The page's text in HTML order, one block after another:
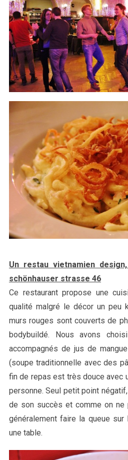
Un restau vietnamien
schönhauser strasse 46
Ce restaurant propose une
qualité malgré le décor un peu
murs rouges sont couverts de
bodybuildé. Nous avons
accompagnés de jus de
(soupe traditionnelle avec des
fin de repas est très douce avec
personne. Seul petit point
de son succès et comme on
généralement faire la queue sur
une table.